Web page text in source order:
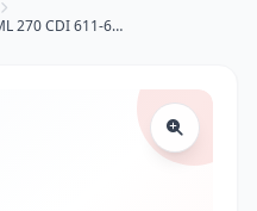
WB 707 MERCEDES 202 CDI-220 CDI-ML 270 CDI 611-612 MOTOR 611 090 0051 Yakıt/Mazot Filtresi